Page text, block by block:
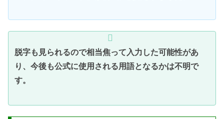
脱字も見られるので相当焦って入力した可能性があ
り、今後も公式に使用される用語となるかは不明で
す。